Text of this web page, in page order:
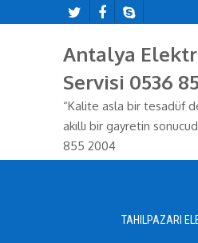
Antalya
Servisi 0536
“Kalite asla bir tesadüf
akıllı bir gayretin
855 2004
TAHILPAZARI